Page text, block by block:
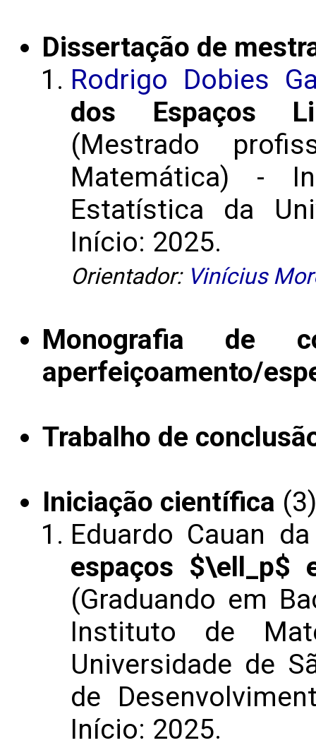
Dissertação de
Rodrigo Dobies
dos Espaços
(Mestrado
Matemática) -
Estatística da
Início: 2025.
Orientador: Vinícius
Monografia de
aperfeiçoamento/
Trabalho de
Iniciação científica (3)
Eduardo Cauan
espaços $\ell_p$
(Graduando em
Instituto de
Universidade de
de
Início: 2025.